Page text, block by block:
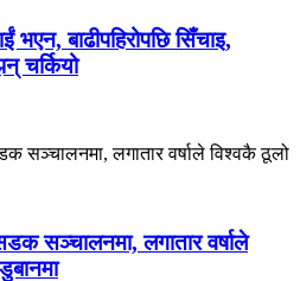
भएन, बाढीपहिरोपछि सिँचाइ,
चर्कियो
सञ्चालनमा, लगातार वर्षाले